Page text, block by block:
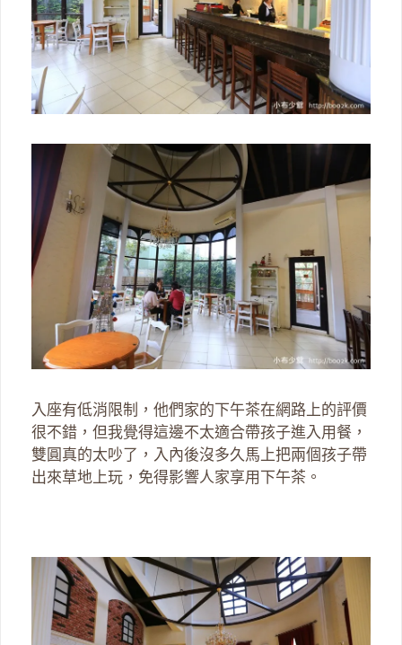
入座有低消限制，他們家的下午茶在網路上的評價
很不錯，但我覺得這邊不太適合帶孩子進入用餐，
雙圓真的太吵了，入內後沒多久馬上把兩個孩子帶
出來草地上玩，免得影響人家享用下午茶。